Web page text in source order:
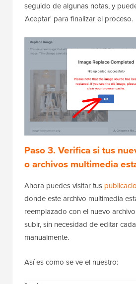
seguido de algunas notas, y
'Aceptar' para finalizar el proceso.
Paso 3. Verifica si tus
o archivos multimedia
Ahora puedes visitar tus
donde este archivo multimedia
reemplazado con el nuevo
subir, sin necesidad de editar
manualmente.
Así es como se ve el nuestro: